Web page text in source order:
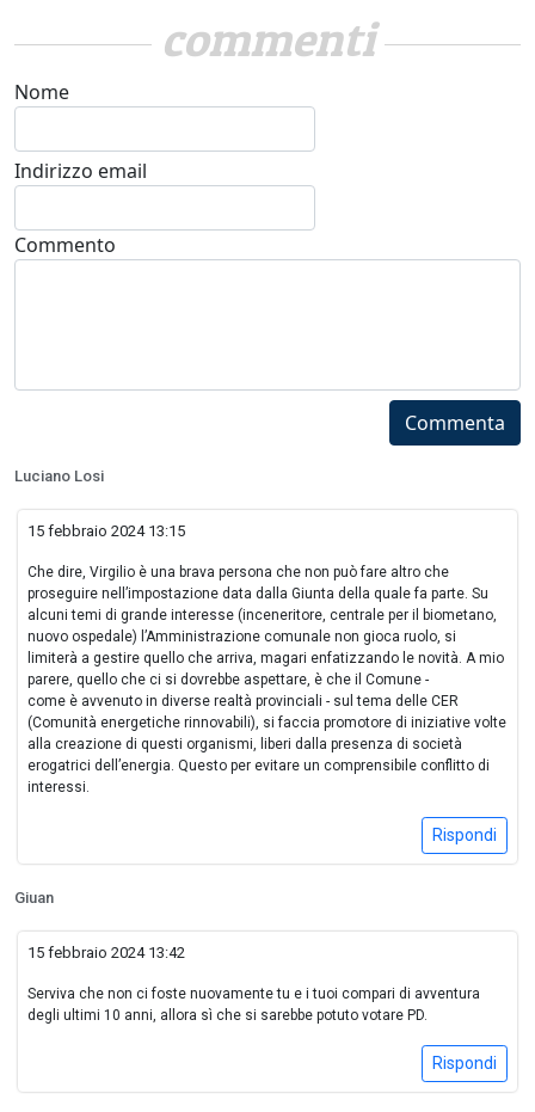
commenti
Nome
Indirizzo email
Commento
Commenta
Luciano Losi
15 febbraio 2024 13:15
Che dire, Virgilio è una brava persona che non può fare altro che
proseguire nell’impostazione data dalla Giunta della quale fa parte. Su
alcuni temi di grande interesse (inceneritore, centrale per il biometano,
nuovo ospedale) l’Amministrazione comunale non gioca ruolo, si
limiterà a gestire quello che arriva, magari enfatizzando le novità. A mio
parere, quello che ci si dovrebbe aspettare, è che il Comune -
come è avvenuto in diverse realtà provinciali - sul tema delle CER
(Comunità energetiche rinnovabili), si faccia promotore di iniziative volte
alla creazione di questi organismi, liberi dalla presenza di società
erogatrici dell’energia. Questo per evitare un comprensibile conflitto di
interessi.
Rispondi
Giuan
15 febbraio 2024 13:42
Serviva che non ci foste nuovamente tu e i tuoi compari di avventura
degli ultimi 10 anni, allora sì che si sarebbe potuto votare PD.
Rispondi